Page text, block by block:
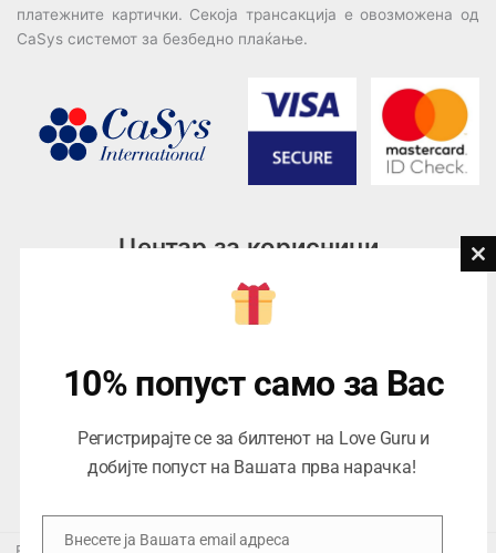
платежните картички. Секоја трансакција е овозможена од
CaSys системот за безбедно плаќање.
Центар за корисници
076945497; 076945498
contact@loveguru.mk
Саб – Нед: 10-18
10% попуст само за Вас
Регистрирајте се за билтенот на Love Guru и
добијте попуст на Вашата прва нарачка!
Внесете ја Вашата email адреса